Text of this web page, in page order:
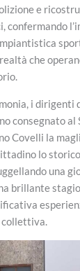
e
confermando
che
i dirigenti
consegnato al
Covelli la
lo
una
brillante
collettiva.